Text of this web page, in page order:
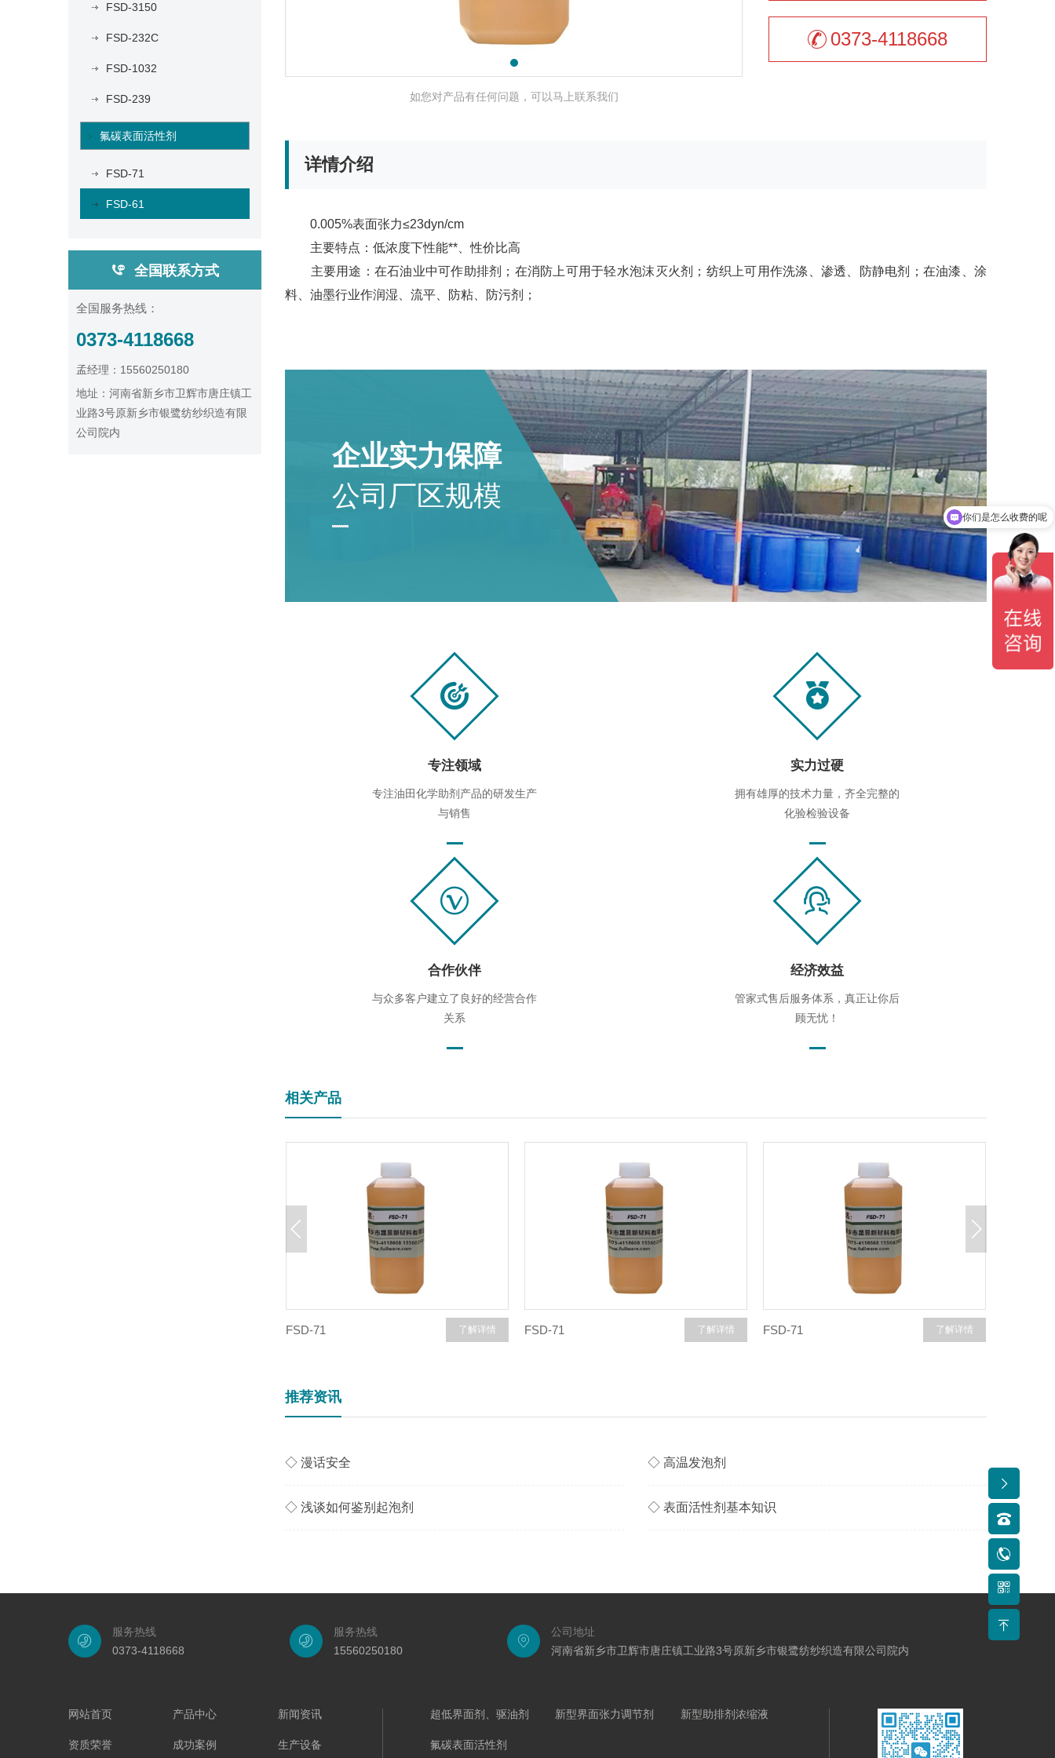
FSD-3150
FSD-232C
FSD-1032
FSD-239
氟碳表面活性剂
FSD-71
FSD-61
全国联系方式
全国服务热线：
0373-4118668
孟经理：15560250180
地址：河南省新乡市卫辉市唐庄镇工
业路3号原新乡市银鹭纺纱织造有限
公司院内
如您对产品有任何问题，可以马上联系我们
0373-4118668
详情介绍
0.005%表面张力≤23dyn/cm
主要特点：低浓度下性能**、性价比高
主要用途：在石油业中可作助排剂；在消防上可用于轻水泡沫灭火剂；纺织上可用作洗涤、渗透、防静电剂；在油漆、涂
料、油墨行业作润湿、流平、防粘、防污剂；
企业实力保障
公司厂区规模
专注领域
专注油田化学助剂产品的研发生产
与销售
实力过硬
拥有雄厚的技术力量，齐全完整的
化验检验设备
合作伙伴
与众多客户建立了良好的经营合作
关系
经济效益
管家式售后服务体系，真正让你后
顾无忧！
相关产品
FSD-71 了解详情 FSD-71 了解详情 FSD-71 了解详情
推荐资讯
◇ 漫话安全 ◇ 高温发泡剂
◇ 浅谈如何鉴别起泡剂 ◇ 表面活性剂基本知识
服务热线
0373-4118668
服务热线
15560250180
公司地址
河南省新乡市卫辉市唐庄镇工业路3号原新乡市银鹭纺纱织造有限公司院内
网站首页 产品中心 新闻资讯
资质荣誉 成功案例 生产设备
超低界面剂、驱油剂 新型界面张力调节剂 新型助排剂浓缩液
氟碳表面活性剂
你们是怎么收费的呢
现在有优惠活动吗